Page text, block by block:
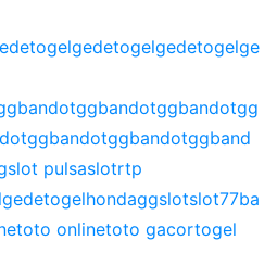
gedetogelgedetogelge
bandotggbandotggbandotgg
bandotggbandotggband
slot pulsaslotrtp
gedetogelhondaggslotslot77ba
toto onlinetoto gacortogel